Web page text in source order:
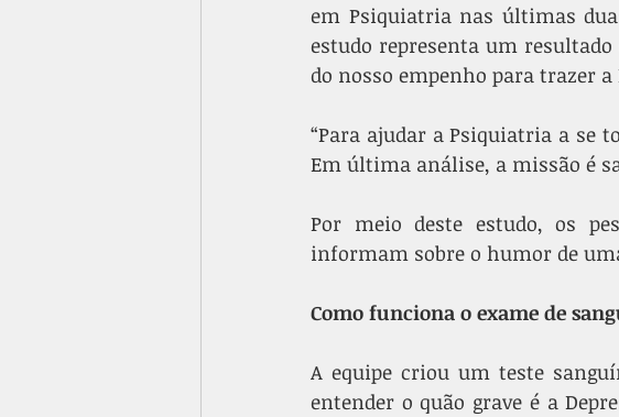
em Psiquiatria nas últimas
estudo representa um resultado
do nosso empenho para trazer a
“Para ajudar a Psiquiatria a se
Em última análise, a missão é
Por meio deste estudo, os
informam sobre o humor de
Como funciona o exame de
A equipe criou um teste
entender o quão grave é a